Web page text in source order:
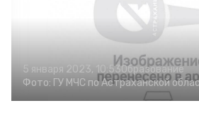
5 января 2023, 10:53Образование
Фото: ГУ МЧС по Астраханской